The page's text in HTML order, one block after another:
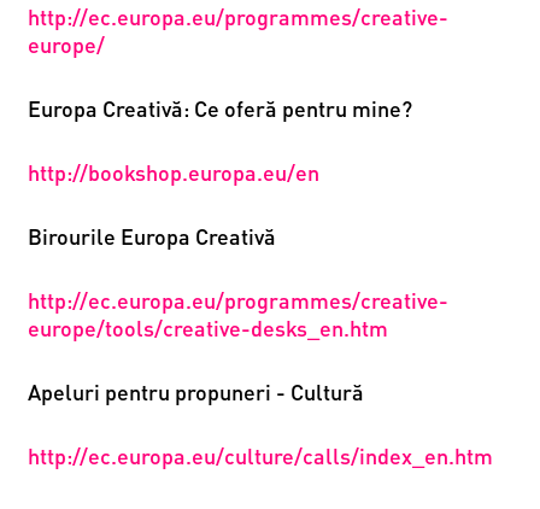
http://ec.europa.eu/programmes/creative-
europe/
Europa Creativă: Ce oferă pentru mine?
http://bookshop.europa.eu/en
Birourile Europa Creativă
http://ec.europa.eu/programmes/creative-
europe/tools/creative-desks_en.htm
Apeluri pentru propuneri - Cultură
http://ec.europa.eu/culture/calls/index_en.htm